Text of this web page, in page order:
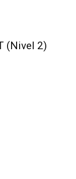
(Nivel 2)